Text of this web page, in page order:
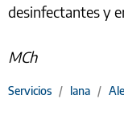
desinfectantes y
MCh
Servicios / lana /